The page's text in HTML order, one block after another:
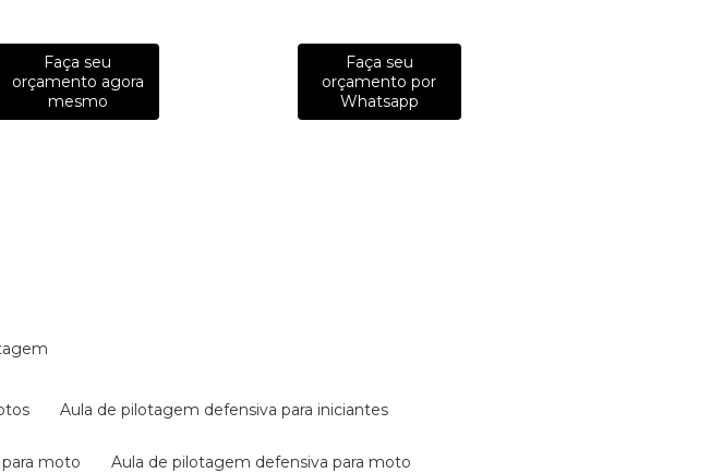
Faça seu
orçamento agora
mesmo
Faça seu
orçamento por
Whatsapp
aula de pilotagem defensiva para iniciantes
moto aula de pilotagem defensiva para moto